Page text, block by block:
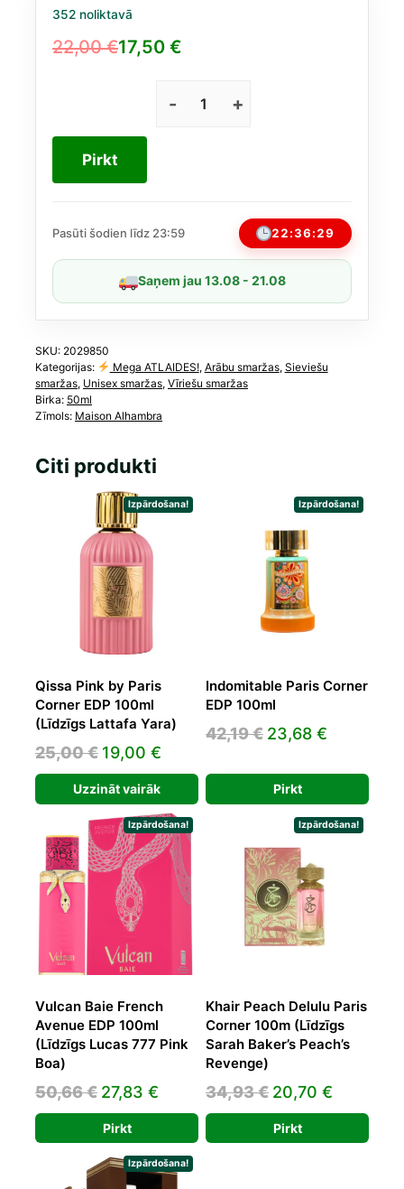
352 noliktavā
22,00€
Original
22,00 €.
17,50 €
Current
17,50 €.
Maison
Unisex
daudzums
Pirkt
Pasūti šodien līdz 23:59 22:36:28
Saņem jau 13.08 - 21.08
SKU: 2029850
Kategorijas:
Mega ATLAIDES!, Arābu smaržas, Sieviešu
smaržas, Unisex smaržas, Vīriešu smaržas
Birka: 50ml
Zīmols: Maison Alhambra
Citi produkti
Izpārdošana!
Qissa Pink by Paris
Corner EDP 100ml
(Līdzīgs Lattafa Yara)
25,00€ Original
price
was:
25,00 €.
19,00 €
price
is:
19,00 €.
Uzzināt vairāk
Izpārdošana!
Indomitable Paris Corner
EDP 100ml
42,19€ Original
was:
42,19 €.
23,68 €
23,68 €.
Pirkt
Izpārdošana!
Vulcan Baie French
Avenue EDP 100ml
(Līdzīgs Lucas 777 Pink
Boa)
50,66€ Original
price
was:
50,66 €.
27,83 € Current
price
is:
27,83 €.
Pirkt
Izpārdošana!
Khair Peach Delulu Paris
Corner 100m (Līdzīgs
Sarah Baker’s Peach’s
Revenge)
34,93€ Original
price
was:
20,70 €
price
is:
Pirkt
Izpārdošana!